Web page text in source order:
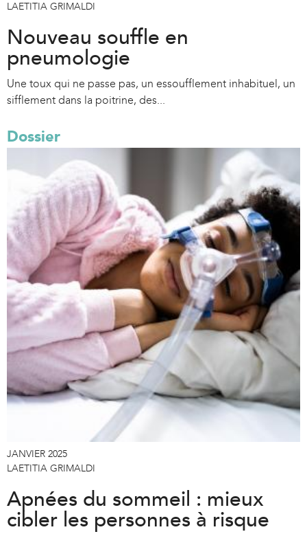
LAETITIA GRIMALDI
Nouveau souffle en
pneumologie
Une toux qui ne passe pas, un essoufflement inhabituel, un
sifflement dans la poitrine, des...
Dossier
JANVIER 2025
LAETITIA GRIMALDI
Apnées du sommeil : mieux
cibler les personnes à risque